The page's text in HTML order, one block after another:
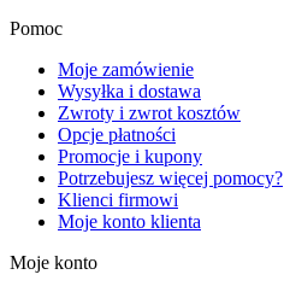
Pomoc
Moje zamówienie
Wysyłka i dostawa
Zwroty i zwrot kosztów
Opcje płatności
Promocje i kupony
Potrzebujesz więcej pomocy?
Klienci firmowi
Moje konto klienta
Moje konto